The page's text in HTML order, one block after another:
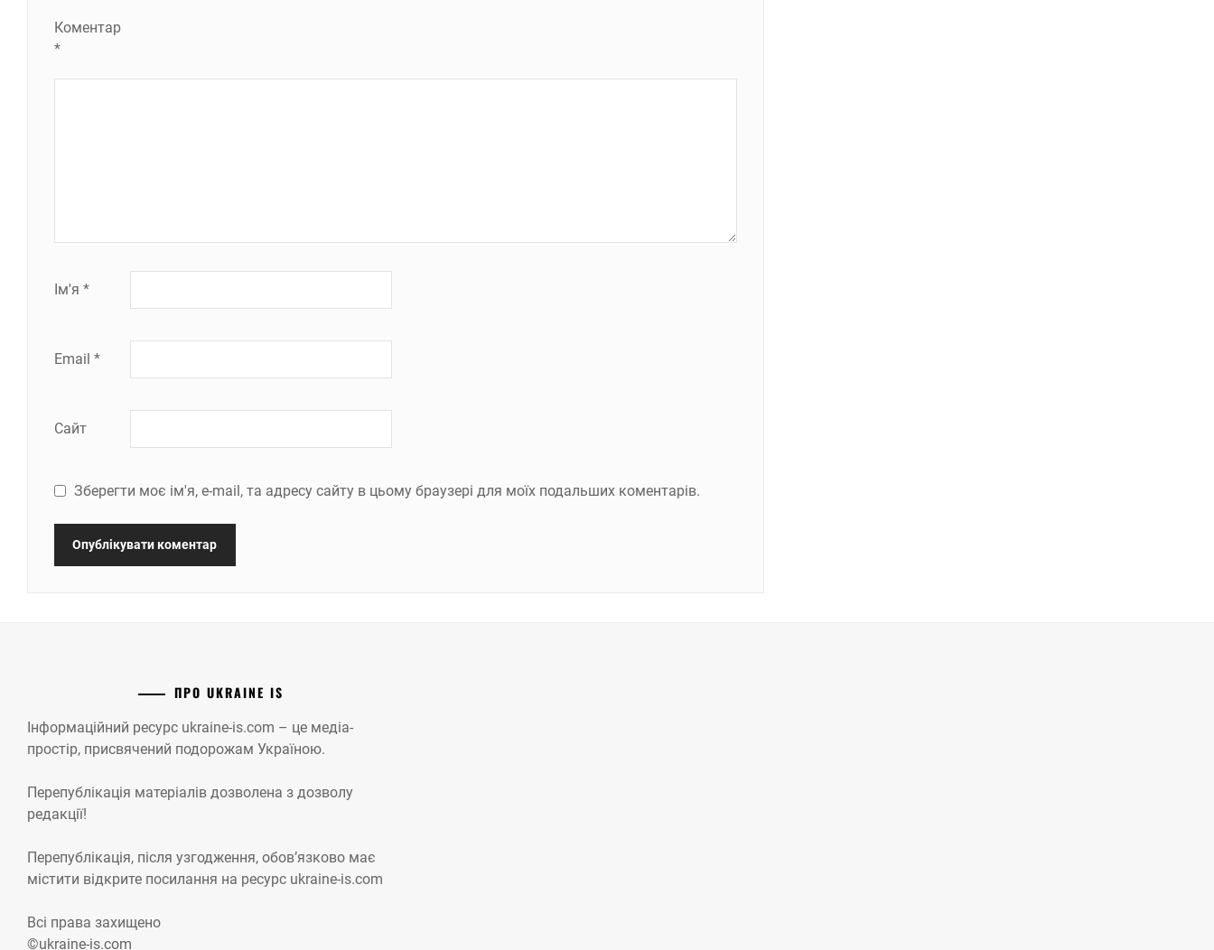
Коментар
*
Ім'я *
Email *
Сайт
Зберегти моє ім'я, e-mail, та адресу сайту в цьому браузері для моїх подальших коментарів.
ПРО UKRAINE IS
Інформаційний ресурс ukraine-is.com – це медіа-
простір, присвячений подорожам Україною.
Перепублікація матеріалів дозволена з дозволу
редакції!
Перепублікація, після узгодження, обов’язково має
містити відкрите посилання на ресурс ukraine-is.com
Всі права захищено
©ukraine-is.com